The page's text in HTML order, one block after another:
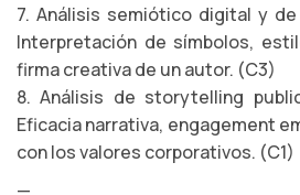
7. Análisis semiótico digital y
Interpretación de símbolos,
firma creativa de un autor. (C3)
8. Análisis de storytelling
Eficacia narrativa, engagement
con los valores corporativos. (C1)